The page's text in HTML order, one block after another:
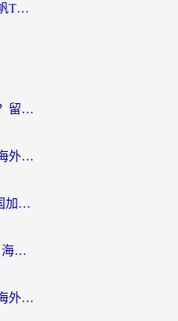
海外党必看：雷神手游和快帆TV版好用吗？3步选对回国加速器不踩坑
酷狗在海外用怎么版权限制？留学生亲测：3步解决听国内音乐难题
国外用微信加速器的方法：海外党无缝连接国内生活的实用指南
国外看芒果tv总卡？选对回国加速器，轻松追《浪姐》不费劲
在国外怎么看nba直播网站？海外党专属体育观赛指南，告别地区限制！
国外怎么看手机腾讯视频？海外党亲测有效的追剧加速器选择指南